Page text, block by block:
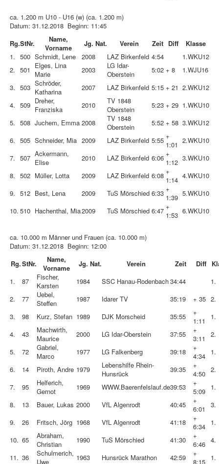
ca. 1.200 m U10 - U16 (w) (ca. 1.200 m)
Datum: 31.12.2018 Beginn: 11:45
Rg.StNr.
Name,
Vorname
Jg. Nat. Verein Zeit Diff
Klasse
1. 500 Schmidt, Lene 2008 LAZ Birkenfeld 4:54 1.WKU12
2. 501
Elges, Lina
Marie
2003
LG Idar-
Oberstein
5:02 + 8 1.WJU16
3. 503 Schröder,
Katharina
2007 LAZ Birkenfeld 5:15 + 21 2.WKU12
4. 509 Dreher,
Franziska
2010
TV 1848
Oberstein
5:23 + 29 1.WKU10
5. 508 Juchem, Emma 2008
TV 1848
Oberstein
5:52 + 58 3.WKU12
6. 505 Schneider, Mia 2009 LAZ Birkenfeld 5:55 +
1:01 2.WKU10
7. 507 Ackermann,
Elise
2010 LAZ Birkenfeld 6:06 +
1:12 3.WKU10
8. 502 Müller, Lotta 2009 LAZ Birkenfeld 6:08 +
1:14 4.WKU10
9. 512 Best, Lena 2009 TuS Mörschied 6:33 +
1:39 5.WKU10
10. 510 Hachenthal, Mia2009 TuS Mörschied 6:47 +
1:53 6.WKU10
ca. 10.000 m Männer und Frauen (ca. 10.000 m)
Datum: 31.12.2018 Beginn: 12:00
Rg.StNr.
Name,
Vorname
Jg. Nat. Verein Zeit Diff
1.
87
Fischer,
Karsten
1984 SSC Hanau-Rodenbach34:44
1.
2.
77
Uebel,
Steffen
1987 Idarer TV 35:19 + 35 2.
3.
98 Kurz, Stefan 1989 DJK Morscheid 35:55
+
1:11
1.
4.
43
Machwirth,
Maurice
2000 LG Idar-Oberstein 37:55
+
3:11
2.
5.
72
Gabriel,
Marco
1977 LG Falkenberg 39:18
+
4:34
1.
6.
14 Piroth, Andre 1979
Lebenshilfe Rhein-
Hunsrück
39:35
+
4:50 2.
7.
95
Helferich,
Gernot
1969 WWW.Baerenfelslauf.de39:53
+
5:09
1.
8.
13 Bauer, Lukas 2000 VfL Algenrodt 40:45
+
6:01
3.
9.
26 Fritsch, Jörg 1968 VfL Algenrodt 41:18
+
6:34
1.
10. 65
Abraham,
Christian
1990 TuS Mörschied 41:30
+
6:46 4.
11. 36
Schulmerich,
Uwe
1963 Hunsrück Marathon 42:59
+
8:15
1.